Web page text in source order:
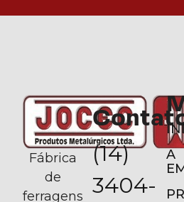
Fábrica
de
ferragens
(14)
3404-
A